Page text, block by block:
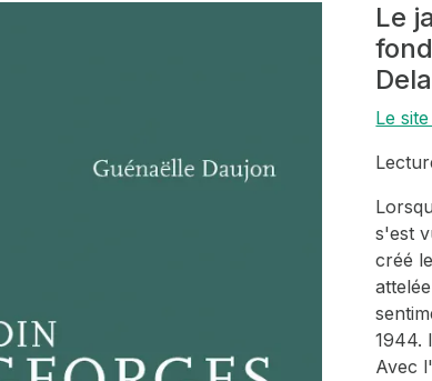
Le
Le
s'est
créé
1944.
Avec